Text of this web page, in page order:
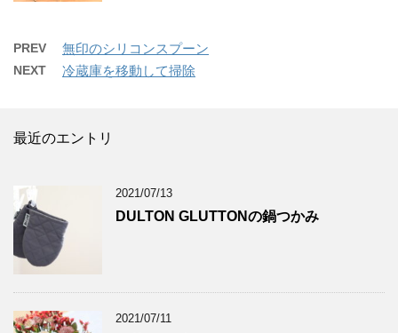
PREV 無印のシリコンスプーン
NEXT 冷蔵庫を移動して掃除
最近のエントリ
2021/07/13
DULTON GLUTTONの鍋つかみ
2021/07/11